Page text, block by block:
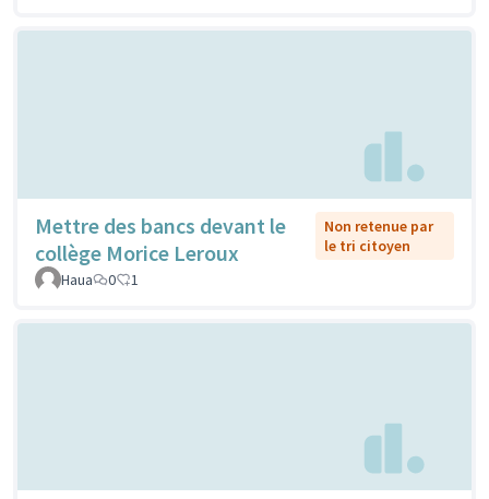
Mettre des bancs devant le
collège Morice Leroux
Non retenue par
le tri citoyen
Haua
0 1